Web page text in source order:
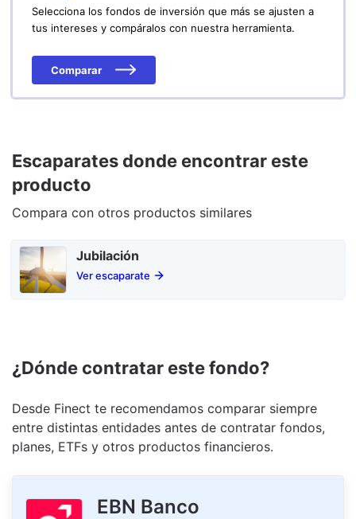
Selecciona los fondos de inversión que más se ajusten a
tus intereses y compáralos con nuestra herramienta.
Comparar
Escaparates donde encontrar este
producto
Compara con otros productos similares
Jubilación
Ver escaparate
¿Dónde contratar este fondo?
Desde Finect te recomendamos comparar siempre
entre distintas entidades antes de contratar fondos,
planes, ETFs y otros productos financieros.
EBN Banco